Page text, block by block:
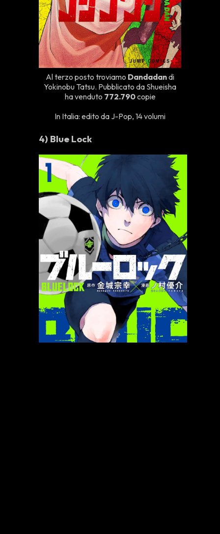
Al terzo posto troviamo Dandadandi
Yokinobu Tatsu. Pubblicato da Shueisha
ha venduto 772.790copie
In Italia: edito da J-Pop, 14 volumi
4) Blue Lock